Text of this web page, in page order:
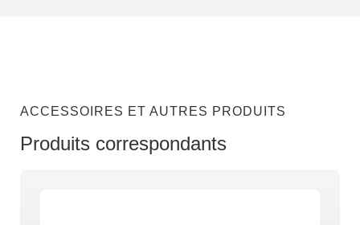
ACCESSOIRES ET AUTRES PRODUITS
Produits correspondants